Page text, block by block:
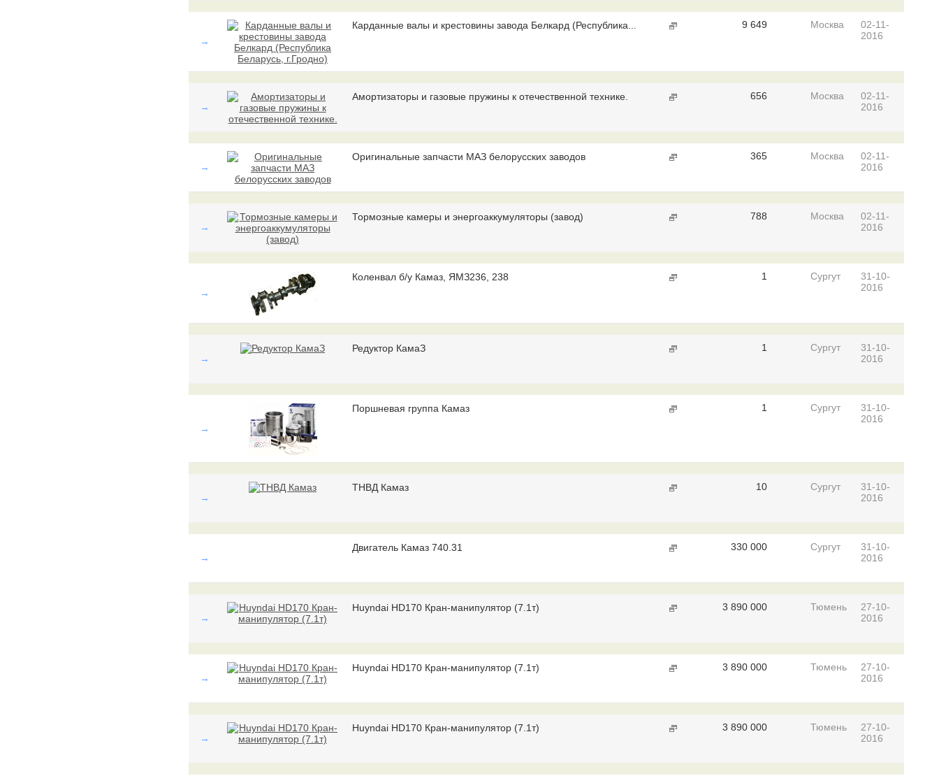
→
Карданные валы и крестовины завода Белкард (Республика... 9 649 Москва
02-11-
2016
→
Амортизаторы и газовые пружины к отечественной технике. 656 Москва
02-11-
2016
→
Оригинальные запчасти МАЗ белорусских заводов 365 Москва
02-11-
2016
→
Тормозные камеры и энергоаккумуляторы (завод) 788 Москва
02-11-
2016
→
Коленвал б/у Камаз, ЯМЗ236, 238 1 Сургут
31-10-
2016
→
Редуктор КамаЗ 1 Сургут
31-10-
2016
→
Поршневая группа Камаз 1 Сургут
31-10-
2016
→
ТНВД Камаз 10 Сургут
31-10-
2016
→
Двигатель Камаз 740.31 330 000 Сургут
31-10-
2016
→
Huyndai HD170 Кран-манипулятор (7.1т) 3 890 000 Тюмень
27-10-
2016
→
Huyndai HD170 Кран-манипулятор (7.1т) 3 890 000 Тюмень
27-10-
2016
→
Huyndai HD170 Кран-манипулятор (7.1т) 3 890 000 Тюмень
27-10-
2016